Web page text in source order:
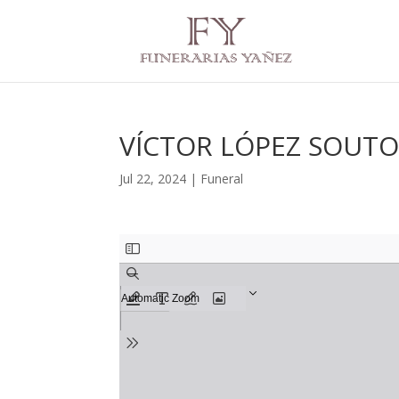
VÍCTOR LÓPEZ SOUTO
Jul 22, 2024 | Funeral